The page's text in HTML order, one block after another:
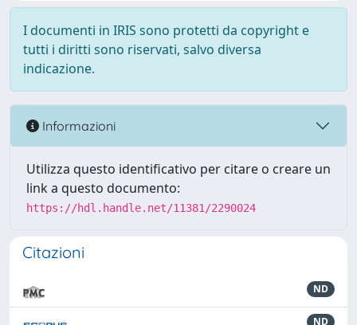
I documenti in IRIS sono protetti da copyright e
tutti i diritti sono riservati, salvo diversa
indicazione.
Informazioni
Utilizza questo identificativo per citare o creare un
link a questo documento:
https://hdl.handle.net/11381/2290024
Citazioni
ND
ND